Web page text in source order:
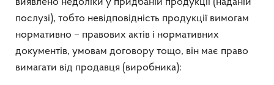
послузі), тобто невідповідність продукції вимогам
нормативно – правових актів і нормативних
документів, умовам договору тощо, він має право
вимагати від продавця (виробника):